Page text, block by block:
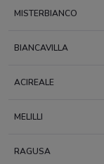
MISTERBIANCO
BIANCAVILLA
ACIREALE
MELILLI
RAGUSA